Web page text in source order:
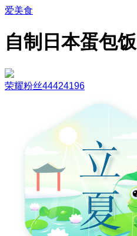
爱美食
自制日本蛋包饭
荣耀粉丝44424196